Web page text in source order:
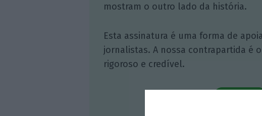
mostram o outro lado da história.
Esta assinatura é uma forma de
jornalistas. A nossa contrapartida é
rigoroso e credível.